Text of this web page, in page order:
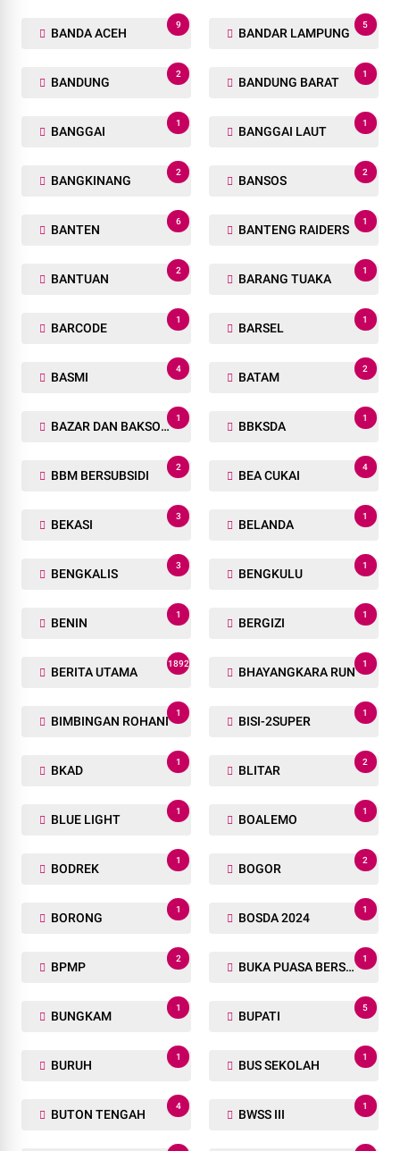
BANDA ACEH
9
BANDAR LAMPUNG
5
BANDUNG
2
BANDUNG BARAT
1
BANGGAI
1
BANGGAI LAUT
1
BANGKINANG
2
BANSOS
2
BANTEN
6
BANTENG RAIDERS
1
BANTUAN
2
BARANG TUAKA
1
BARCODE
1
BARSEL
1
BASMI
4
BATAM
2
BAZAR DAN BAKSOS RAMADHAN
1
BBKSDA
1
BBM BERSUBSIDI
2
BEA CUKAI
4
BEKASI
3
BELANDA
1
BENGKALIS
3
BENGKULU
1
BENIN
1
BERGIZI
1
BERITA UTAMA
1892
BHAYANGKARA RUN
1
BIMBINGAN ROHANI
1
BISI-2SUPER
1
BKAD
1
BLITAR
2
BLUE LIGHT
1
BOALEMO
1
BODREK
1
BOGOR
2
BORONG
1
BOSDA 2024
1
BPMP
2
BUKA PUASA BERSAMA
1
BUNGKAM
1
BUPATI
5
BURUH
1
BUS SEKOLAH
1
BUTON TENGAH
4
BWSS III
1